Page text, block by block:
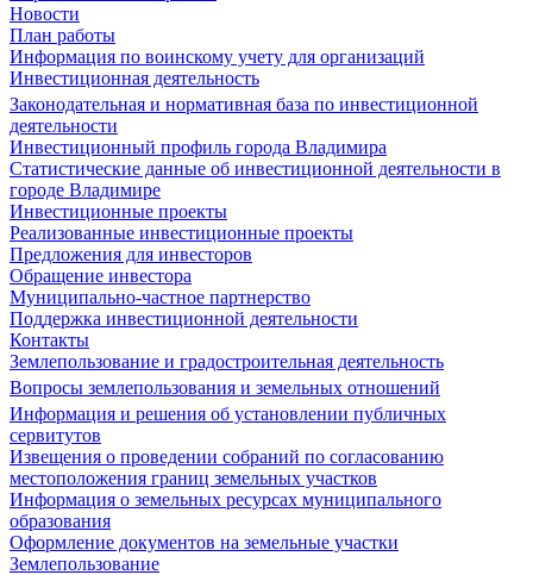
Новости
План работы
Информация по воинскому учету для организаций
Инвестиционная деятельность
Законодательная и нормативная база по инвестиционной
деятельности
Инвестиционный профиль города Владимира
Статистические данные об инвестиционной деятельности в
городе Владимире
Инвестиционные проекты
Реализованные инвестиционные проекты
Предложения для инвесторов
Обращение инвестора
Муниципально-частное партнерство
Поддержка инвестиционной деятельности
Контакты
Землепользование и градостроительная деятельность
Вопросы землепользования и земельных отношений
Информация и решения об установлении публичных
сервитутов
Извещения о проведении собраний по согласованию
местоположения границ земельных участков
Информация о земельных ресурсах муниципального
образования
Оформление документов на земельные участки
Землепользование